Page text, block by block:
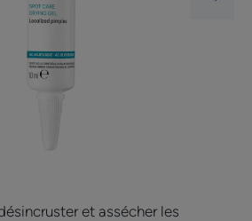
et assécher les